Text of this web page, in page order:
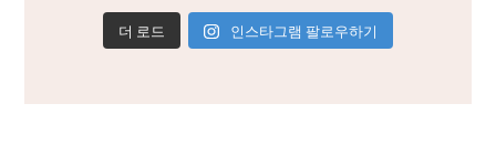
더 로드 인스타그램 팔로우하기